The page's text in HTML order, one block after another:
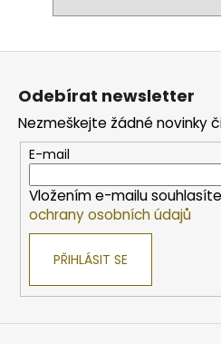
Z
Odebírat newsletter
Nezmeškejte žádné novinky
E-mail
Vložením e-mailu
ochrany osobních údajů
PŘIHLÁSIT SE